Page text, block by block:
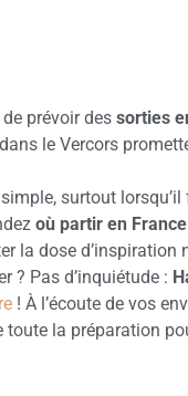
prévoir des sorties
le Vercors
surtout
où partir en
la dose d’inspiration
? Pas d’inquiétude :
! À l’écoute de vos
toute la préparation